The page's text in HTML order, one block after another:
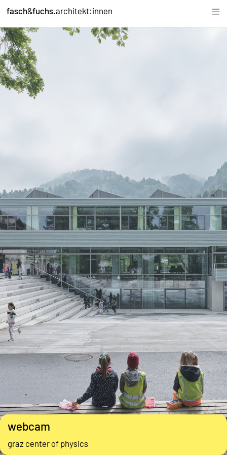
fasch&fuchs. architekt:innen
webcam
graz center of physics